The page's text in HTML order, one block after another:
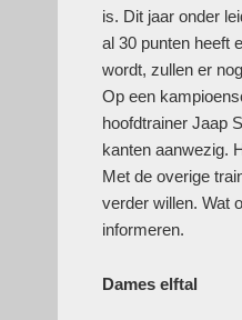
is. Dit jaar onder
al 30 punten heeft
wordt, zullen er
Op een
hoofdtrainer Jaap
kanten aanwezig.
Met de overige
verder willen. Wat
informeren.
Dames elftal